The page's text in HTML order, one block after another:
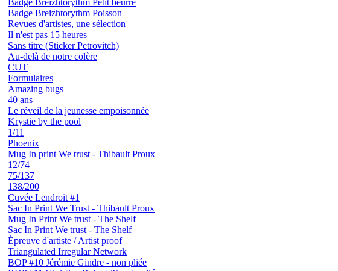
Badge Breizhtorythm Poisson
Revues d'artistes, une sélection
Il n'est pas 15 heures
Sans titre (Sticker Petrovitch)
Au-delà de notre colère
CUT
Formulaires
Amazing bugs
40 ans
Le réveil de la jeunesse empoisonnée
Krystie by the pool
1/11
Phoenix
Mug In print We trust - Thibault Proux
12/74
75/137
138/200
Cuvée Lendroit #1
Sac In Print We Trust - Thibault Proux
Mug In Print We trust - The Shelf
Sac In Print We trust - The Shelf
Épreuve d'artiste / Artist proof
Triangulated Irregular Network
BOP #10 Jérémie Gindre - non pliée